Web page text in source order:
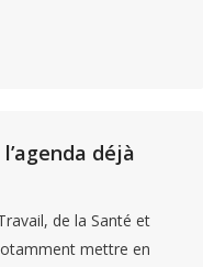
déjà
de la Santé et
mettre en